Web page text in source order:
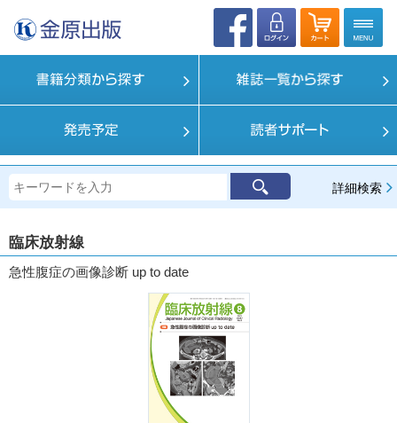
詳細検索
臨床放射線
急性腹症の画像診断 up to date